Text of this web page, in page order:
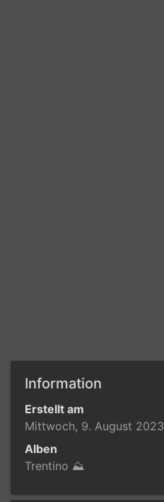
Information
Erstellt am
Mittwoch, 9. August 2023
Alben
Trentino ⛰️